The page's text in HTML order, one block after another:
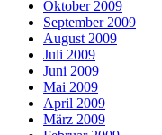
Oktober 2009
September 2009
August 2009
Juli 2009
Juni 2009
Mai 2009
April 2009
März 2009